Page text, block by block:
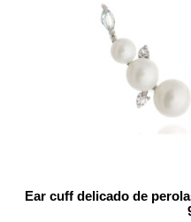
Ear cuff delicado de